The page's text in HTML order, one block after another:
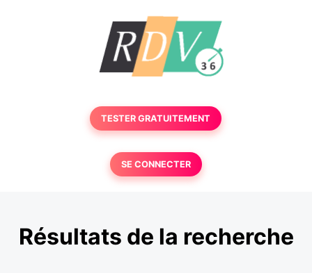
TESTER GRATUITEMENT
SE CONNECTER
Résultats de la recherche